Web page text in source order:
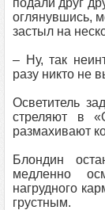
подали друг
оглянувшись,
застыл на
– Ну, так
разу никто не
Осветитель
стреляют в
размахивают
Блондин
медленно
нагрудного
грустным.